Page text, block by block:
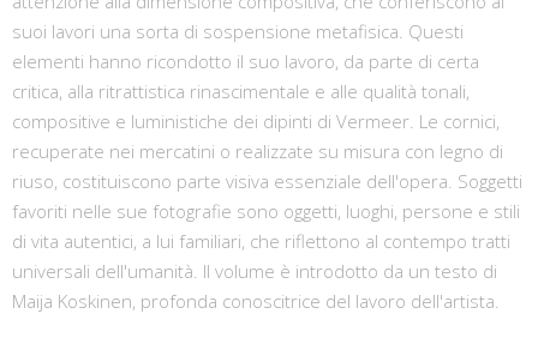
suoi lavori una sorta di sospensione metafisica. Questi
elementi hanno ricondotto il suo lavoro, da parte di certa
critica, alla ritrattistica rinascimentale e alle qualità tonali,
compositive e luministiche dei dipinti di Vermeer. Le cornici,
recuperate nei mercatini o realizzate su misura con legno di
riuso, costituiscono parte visiva essenziale dell'opera. Soggetti
favoriti nelle sue fotografie sono oggetti, luoghi, persone e stili
di vita autentici, a lui familiari, che riflettono al contempo tratti
universali dell'umanità. Il volume è introdotto da un testo di
Maija Koskinen, profonda conoscitrice del lavoro dell'artista.